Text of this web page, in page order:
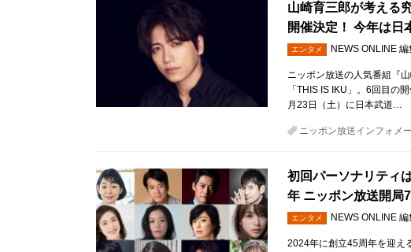
山崎育三郎が考える
開催決定！ 今年は日
エンタメ NEWS ONLINE 編
ニッポン放送の人気番組『
「THIS IS IKU」。6回目の
月23日（土）に日本武道…
ニッポン放送インフォメ
初回パーソナリティ
年 ニッポン放送開局
エンタメ NEWS ONLINE 編
2024年に創立45周年を迎え